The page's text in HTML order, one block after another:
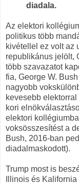
diadala.
Az elektori
politikus több
kivétellel ez volt az
republikánus jelölt,
több szavazatot
fia, George W.
nagyobb
kevesebb
kori
elektori
voksösszesítést a
Bush, 2016-ban
diadalmaskodott).
Trump most is
Illinois és